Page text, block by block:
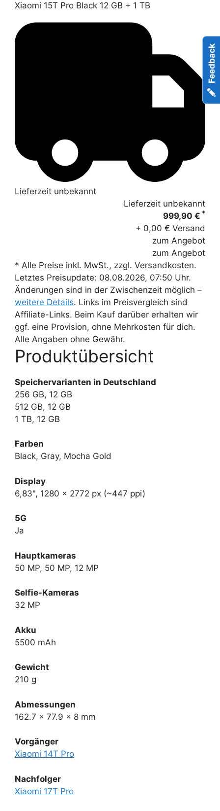
Xiaomi 15T Pro Black 12 GB + 1 TB
Lieferzeit unbekannt
Lieferzeit unbekannt
999,90 € *
+ 0,00 € Versand
zum Angebot
zum Angebot
* Alle Preise inkl. MwSt., zzgl. Versandkosten.
Letztes Preisupdate: 08.08.2026, 07:50 Uhr.
Änderungen sind in der Zwischenzeit möglich –
weitere Details. Links im Preisvergleich sind
Affiliate-Links. Beim Kauf darüber erhalten wir
ggf. eine Provision, ohne Mehrkosten für dich.
Alle Angaben ohne Gewähr.
Produktübersicht
Speichervarianten in Deutschland
256 GB, 12 GB
512 GB, 12 GB
1 TB, 12 GB
Farben
Black, Gray, Mocha Gold
Display
6,83", 1280 x 2772 px (~447 ppi)
5G
Ja
Hauptkameras
50 MP, 50 MP, 12 MP
Selfie-Kameras
32 MP
Akku
5500 mAh
Gewicht
210 g
Abmessungen
162.7 x 77.9 x 8 mm
Vorgänger
Xiaomi 14T Pro
Nachfolger
Xiaomi 17T Pro
Feedback